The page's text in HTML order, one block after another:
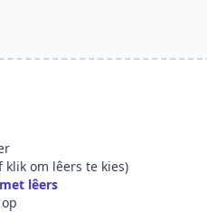
om lêers te kies)
lêers